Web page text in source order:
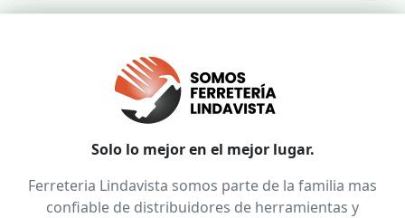
Solo lo mejor en el mejor lugar.
Ferreteria Lindavista somos parte de la familia mas
confiable de distribuidores de herramientas y